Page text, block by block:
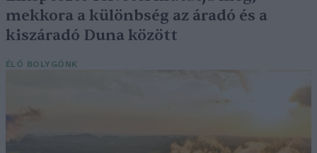
mekkora a különbség az áradó és a
kiszáradó Duna között
ÉLŐ BOLYGÓNK